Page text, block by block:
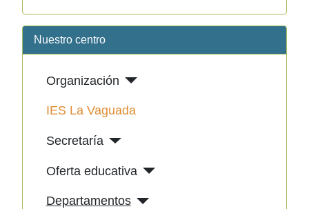
Nuestro centro
Organización
IES La Vaguada
Secretaría
Oferta educativa
Departamentos